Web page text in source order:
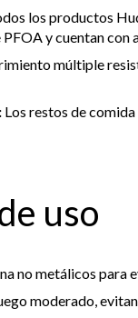
los productos
PFOA y cuentan
múltiple
Los restos de
uso
no metálicos para
moderado,